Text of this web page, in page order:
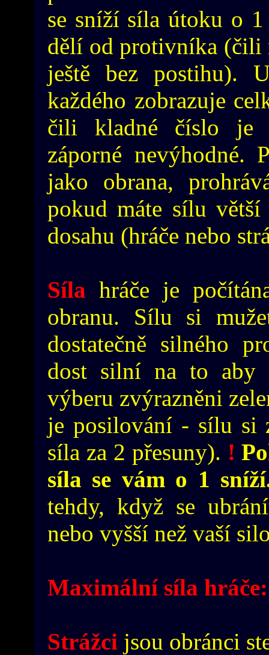
se sníží síla útoku o
dělí od protivníka (čili
ještě bez postihu).
každého zobrazuje
čili kladné číslo je
záporné nevýhodné.
jako obrana,
pokud máte sílu
dosahu (hráče nebo
Síla hráče je
obranu. Sílu si
dostatečně silného
dost silní na to aby
výberu zvýrazněni
je posilování - sílu si
síla za 2 přesuny). !
síla se vám o 1
tehdy, když se
nebo vyšší než vaší
Maximální síla hráče:
Strážci jsou obránci